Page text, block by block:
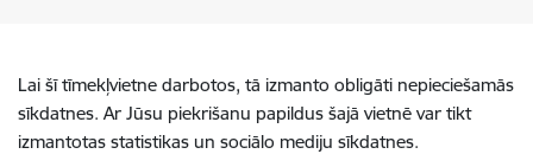
Lai šī tīmekļvietne darbotos, tā izmanto obligāti nepieciešamās
sīkdatnes. Ar Jūsu piekrišanu papildus šajā vietnē var tikt
izmantotas statistikas un sociālo mediju sīkdatnes.